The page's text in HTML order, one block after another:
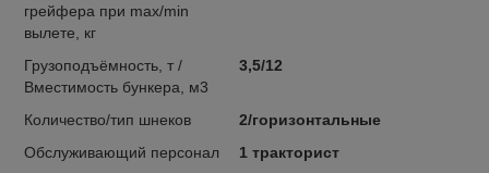
грейфера при max/min
вылете, кг
Грузоподъёмность, т /
Вместимость бункера, м3
3,5/12
Количество/тип шнеков
2/горизонтальные
Обслуживающий персонал
1 тракторист